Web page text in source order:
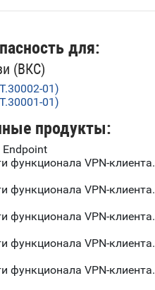
для:
(ВКС)
01)
01)
продукты:
Endpoint
функционала VPN-клиента.
функционала VPN-клиента.
функционала VPN-клиента.
функционала VPN-клиента.
функционала VPN-клиента.